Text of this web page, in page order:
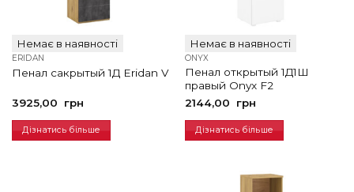
Немає в наявності
ERIDAN
Пенал сакрытый 1Д Eridan V
3925,00 грн
Дізнатись більше
Немає в наявності
ONYX
Пенал открытый 1Д1Ш
правый Onyx F2
2144,00
грн
Дізнатись більше